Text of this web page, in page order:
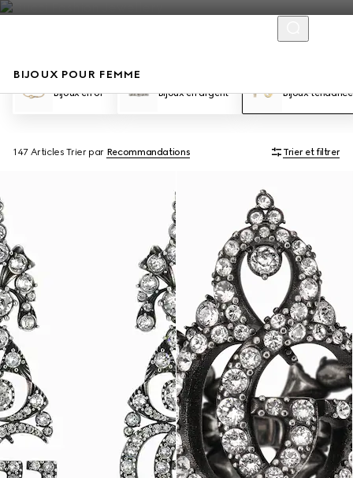
BIJOUX POUR FEMME
Bijoux en or Bijoux en argent Bijoux tendance
147 Articles Trier par Recommandations Trier et filtrer